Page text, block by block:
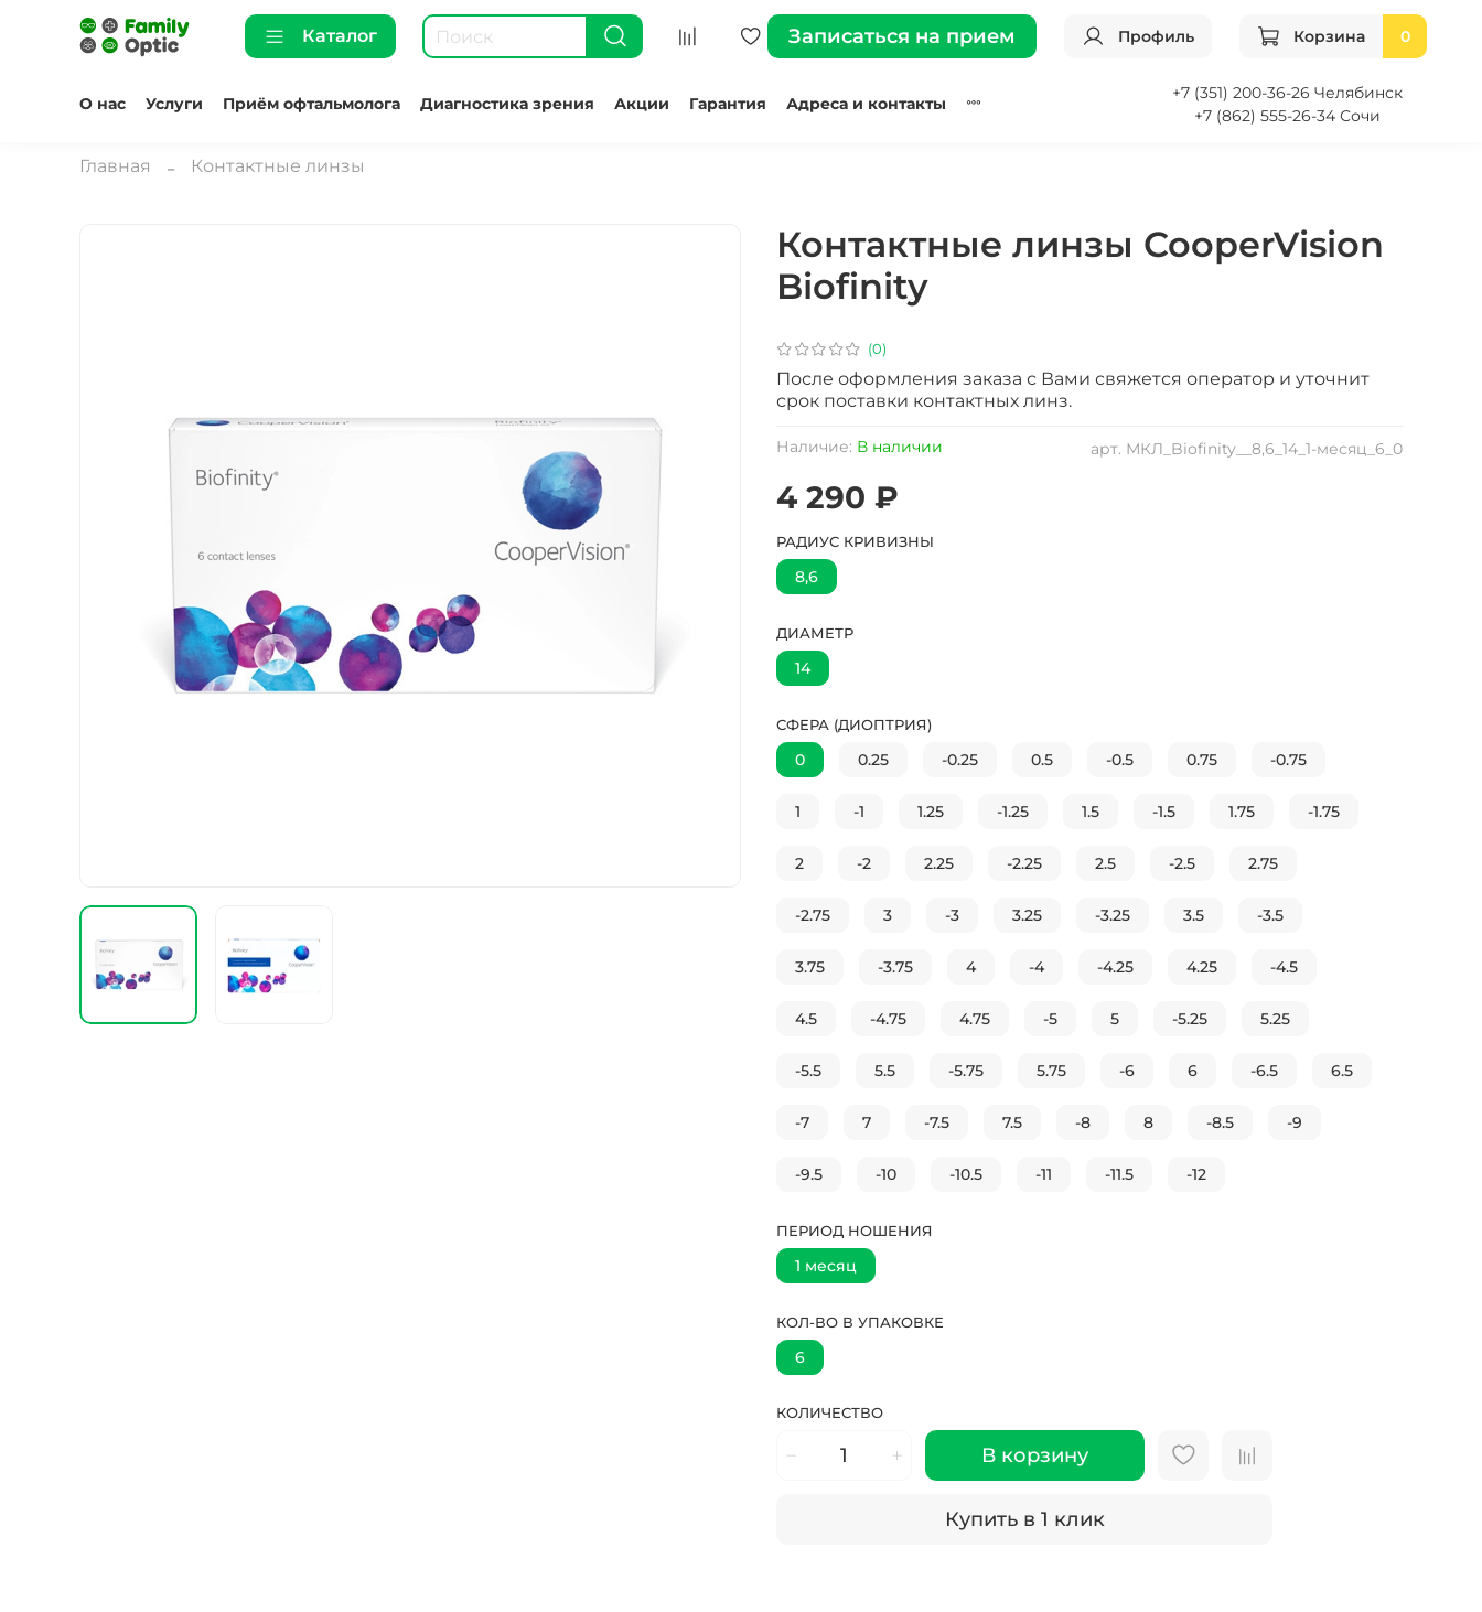
Каталог Записаться на прием Профиль Корзина 0
О нас Услуги Приём офтальмолога Диагностика зрения Акции Гарантия Адреса и контакты
+7 (351) 200-36-26 Челябинск
+7 (862) 555-26-34 Сочи
Главная Контактные линзы
(0)
арт. МКЛ_Biofinity__8,6_14_1-месяц_6_0
Наличие: В наличии
Контактные линзы CooperVision
Biofinity
4 290 ₽
КОЛИЧЕСТВО
В корзину
Купить в 1 клик
РАДИУС КРИВИЗНЫ
8,6
ДИАМЕТР
14
СФЕРА (ДИОПТРИЯ)
0 0.25 -0.25 0.5 -0.5 0.75 -0.75
1 -1 1.25 -1.25 1.5 -1.5 1.75 -1.75
2 -2 2.25 -2.25 2.5 -2.5 2.75
-2.75 3 -3 3.25 -3.25 3.5 -3.5
3.75 -3.75 4 -4 -4.25 4.25 -4.5
4.5 -4.75 4.75 -5 5 -5.25 5.25
-5.5 5.5 -5.75 5.75 -6 6 -6.5 6.5
-7 7 -7.5 7.5 -8 8 -8.5 -9
-9.5 -10 -10.5 -11 -11.5 -12
ПЕРИОД НОШЕНИЯ
1 месяц
КОЛ-ВО В УПАКОВКЕ
6
После оформления заказа с Вами свяжется оператор и уточнит
срок поставки контактных линз.